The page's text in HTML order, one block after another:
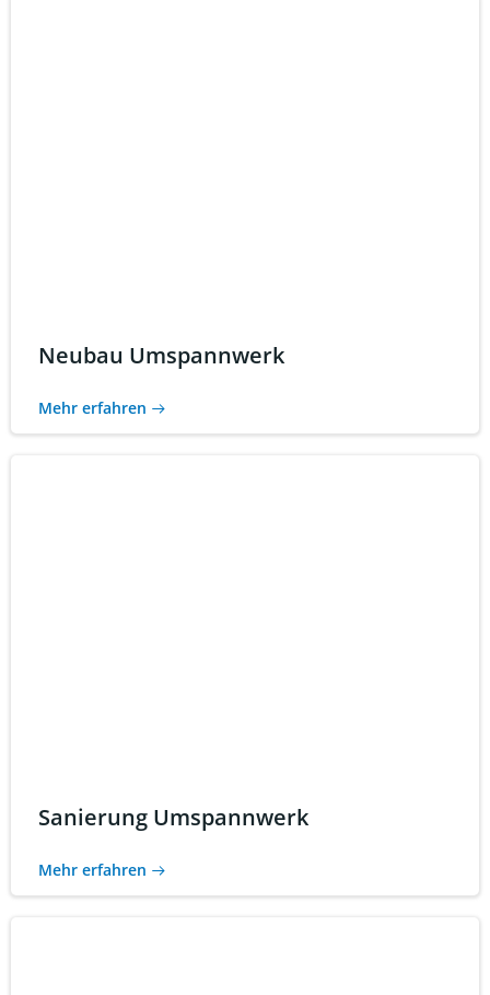
Neubau Umspannwerk
Mehr erfahren
Sanierung Umspannwerk
Mehr erfahren